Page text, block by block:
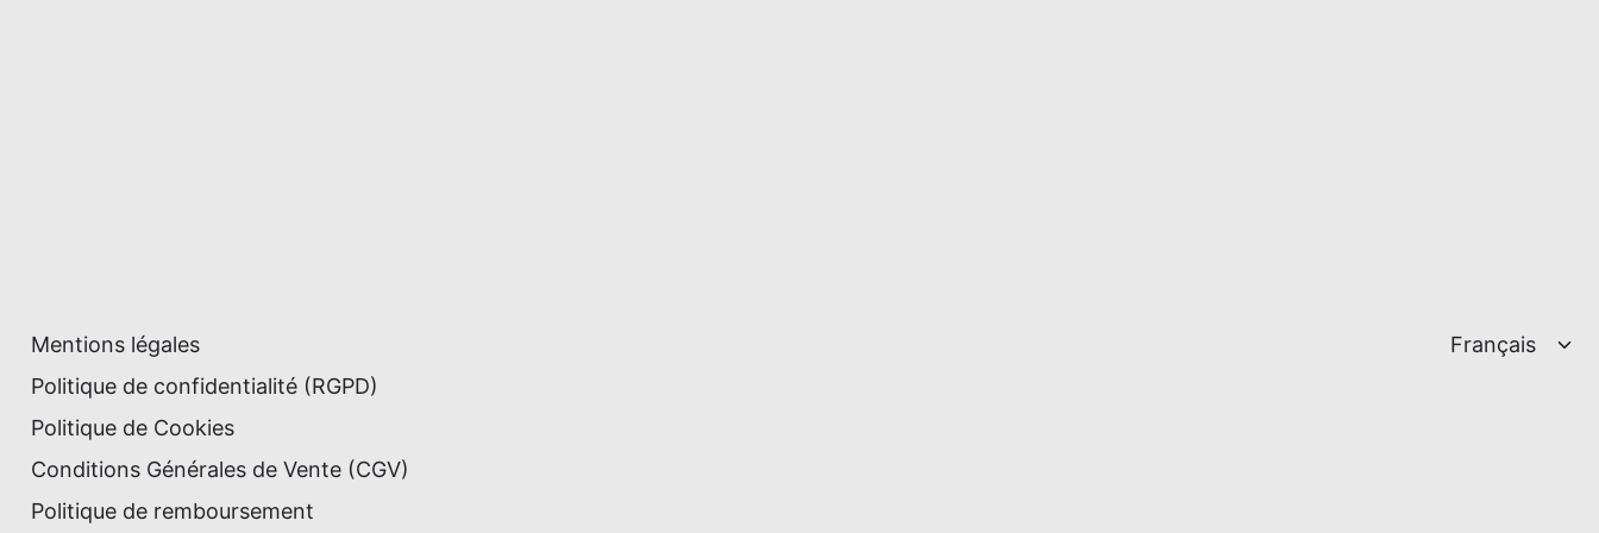
Mentions légales
Politique de confidentialité (RGPD)
Politique de Cookies
Conditions Générales de Vente (CGV)
Politique de remboursement